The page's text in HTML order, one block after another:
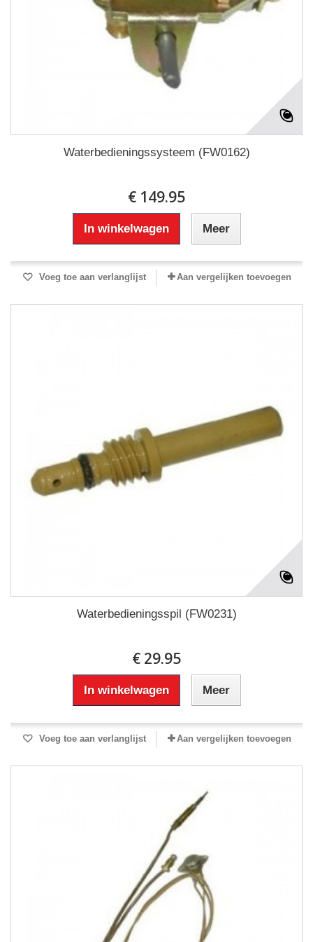
Waterbedieningssysteem (FW0162)
€ 149.95
In winkelwagen Meer
Voeg toe aan verlanglijst Aan vergelijken toevoegen
Waterbedieningsspil (FW0231)
€ 29.95
In winkelwagen Meer
Voeg toe aan verlanglijst Aan vergelijken toevoegen